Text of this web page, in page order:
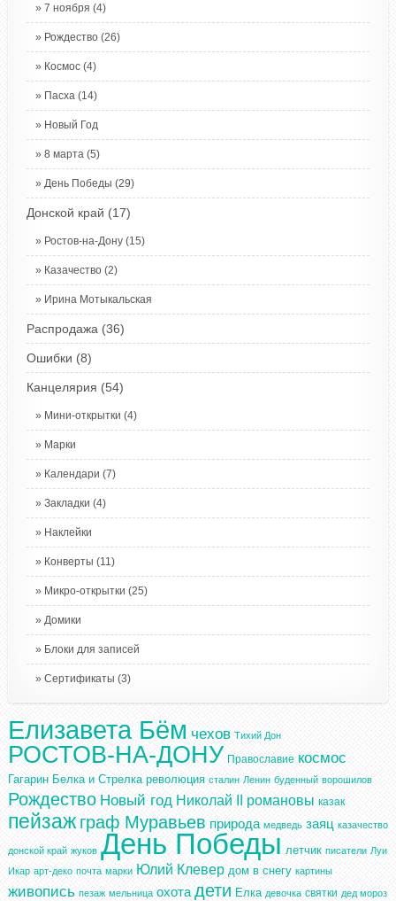
7 ноября (4)
Рождество (26)
Космос (4)
Пасха (14)
Новый Год
8 марта (5)
День Победы (29)
Донской край (17)
Ростов-на-Дону (15)
Казачество (2)
Ирина Мотыкальская
Распродажа (36)
Ошибки (8)
Канцелярия (54)
Мини-открытки (4)
Марки
Календари (7)
Закладки (4)
Наклейки
Конверты (11)
Микро-открытки (25)
Домики
Блоки для записей
Сертификаты (3)
Елизавета Бём чехов Тихий Дон
РОСТОВ-НА-ДОНУ Православие космос
Гагарин Белка и Стрелка революция сталин Ленин буденный ворошилов
Рождество Новый год Николай II романовы казак
пейзаж граф Муравьев природа медведь заяц казачество
донской край жуков День Победы летчик писатели Луи
Икар арт-деко почта марки Юлий Клевер дом в снегу картины
живопись пезаж мельница охота дети Елка девочка святки дед мороз